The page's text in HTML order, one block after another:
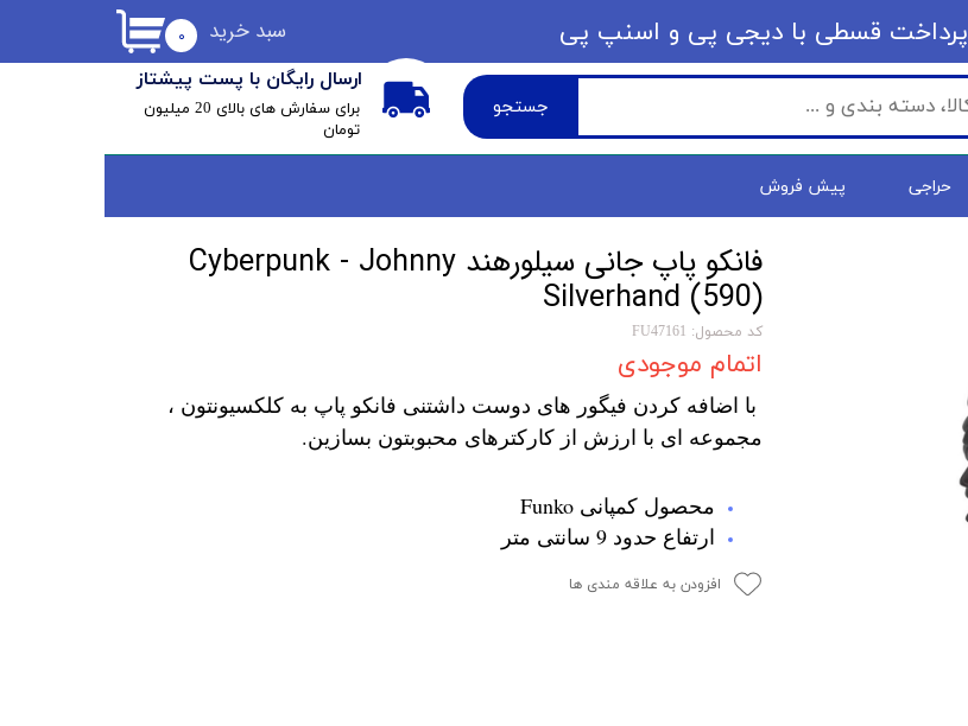
جستجو
ارسال رایگان با پست پیشتاز
​برای سفارش های بالای 20 میلیون
تومان
۰ سبد خرید ​​پرداخت قسطی با دیجی پی ​​​​​​​و اسنپ پی
حراجی پیش فروش
فانکو پاپ جانی سیلورهند Cyberpunk - Johnny
Silverhand (590)
کد محصول: FU47161
اتمام موجودی
با اضافه کردن فیگور های دوست داشتنی فانکو پاپ به کلکسیونتون ،
مجموعه ای با ارزش از کارکترهای محبوبتون بسازین.
محصول کمپانی Funko
ارتفاع حدود 9 سانتی متر
افزودن به علاقه مندی ها